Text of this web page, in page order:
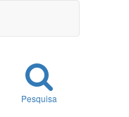
Pesquisa